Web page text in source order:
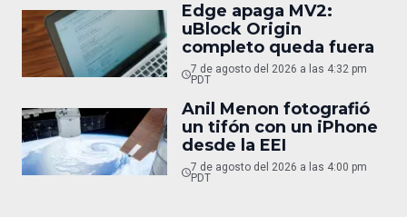
Edge apaga MV2:
uBlock Origin
completo queda fuera
7 de agosto del 2026 a las 4:32 pm
PDT
Anil Menon fotografió
un tifón con un iPhone
desde la EEI
7 de agosto del 2026 a las 4:00 pm
PDT